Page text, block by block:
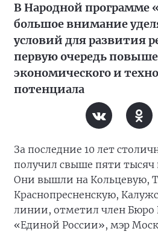
В Народной программе
большое внимание
условий для развития
первую очередь
экономического и
потенциала
За последние 10 лет
получил свыше пяти тысяч
Они вышли на Кольцевую,
Краснопресненскую,
линии, отметил член Бюро
«Единой России», мэр